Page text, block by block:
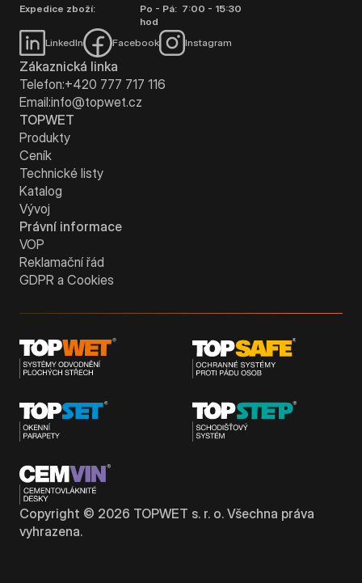
Expedice zboží:
Po - Pá: 7:00 - 15:30
hod
LinkedIn
Facebook Instagram
Zákaznická linka
Telefon:+420 777 717 116
Email:info@topwet.cz
TOPWET
Produkty
Ceník
Technické listy
Katalog
Vývoj
Právní informace
VOP
Reklamační řád
GDPR a Cookies
Copyright © 2026 TOPWET s. r. o. Všechna práva
vyhrazena.